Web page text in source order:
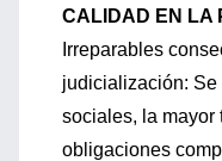
CALIDAD EN LA
Irreparables
judicialización: Se
sociales, la mayor
obligaciones